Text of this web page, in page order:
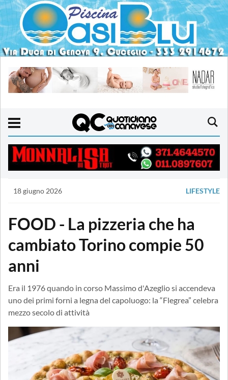
18 giugno 2026 LIFESTYLE
FOOD - La pizzeria che ha
cambiato Torino compie 50
anni
Era il 1976 quando in corso Massimo d'Azeglio si accendeva
uno dei primi forni a legna del capoluogo: la “Flegrea” celebra
mezzo secolo di attività